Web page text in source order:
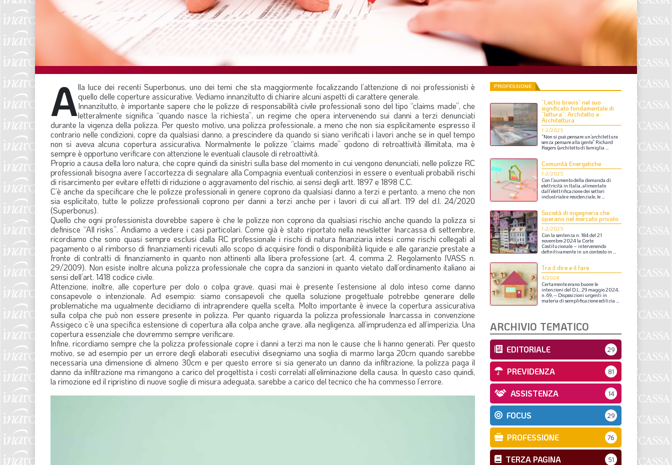
Alla luce dei recenti Superbonus, uno dei temi che sta maggiormente focalizzando l’attenzione di noi professionisti è
quello delle coperture assicurative. Vediamo innanzitutto di chiarire alcuni aspetti di carattere generale.
Innanzitutto, è importante sapere che le polizze di responsabilità civile professionali sono del tipo “claims made”, che
letteralmente significa “quando nasce la richiesta”, un regime che opera intervenendo sui danni a terzi denunciati
durante la vigenza della polizza. Per questo motivo, una polizza professionale, a meno che non sia esplicitamente espresso il
contrario nelle condizioni, copre da qualsiasi danno, a prescindere da quando si siano verificati i lavori anche se in quel tempo
non si aveva alcuna copertura assicurativa. Normalmente le polizze “claims made” godono di retroattività illimitata, ma è
sempre è opportuno verificare con attenzione le eventuali clausole di retroattività.
Proprio a causa della loro natura, che copre quindi da sinistri sulla base del momento in cui vengono denunciati, nelle polizze RC
professionali bisogna avere l’accortezza di segnalare alla Compagnia eventuali contenziosi in essere o eventuali probabili rischi
di risarcimento per evitare effetti di riduzione o aggravamento del rischio, ai sensi degli artt. 1897 e 1898 C.C.
C’è anche da specificare che le polizze professionali in genere coprono da qualsiasi danno a terzi e pertanto, a meno che non
sia esplicitato, tutte le polizze professionali coprono per danni a terzi anche per i lavori di cui all’art. 119 del d.l. 24/2020
(Superbonus).
Quello che ogni professionista dovrebbe sapere è che le polizze non coprono da qualsiasi rischio anche quando la polizza si
definisce “All risks”. Andiamo a vedere i casi particolari. Come già è stato riportato nella newsletter Inarcassa di settembre,
ricordiamo che sono quasi sempre esclusi dalla RC professionale i rischi di natura finanziaria intesi come rischi collegati al
pagamento o al rimborso di finanziamenti ricevuti allo scopo di acquisire fondi o disponibilità liquide e alle garanzie prestate a
fronte di contratti di finanziamento in quanto non attinenti alla libera professione (art. 4, comma 2. Regolamento IVASS n.
29/2009). Non esiste inoltre alcuna polizza professionale che copra da sanzioni in quanto vietato dall’ordinamento italiano ai
sensi dell’art. 1418 codice civile.
Attenzione, inoltre, alle coperture per dolo o colpa grave, quasi mai è presente l’estensione al dolo inteso come danno
consapevole o intenzionale. Ad esempio: siamo consapevoli che quella soluzione progettuale potrebbe generare delle
problematiche ma ugualmente decidiamo di intraprendere quella scelta. Molto importante è invece la copertura assicurativa
sulla colpa che può non essere presente in polizza. Per quanto riguarda la polizza professionale Inarcassa in convenzione
Assigeco c’è una specifica estensione di copertura alla colpa anche grave, alla negligenza, all’imprudenza ed all’imperizia. Una
copertura essenziale che dovremmo sempre verificare.
Infine, ricordiamo sempre che la polizza professionale copre i danni a terzi ma non le cause che li hanno generati. Per questo
motivo, se ad esempio per un errore degli elaborati esecutivi disegniamo una soglia di marmo larga 20cm quando sarebbe
necessaria una dimensione di almeno 30cm e per questo errore si sia generato un danno da infiltrazione, la polizza paga il
danno da infiltrazione ma rimangono a carico del progettista i costi correlati all’eliminazione della causa. In questo caso quindi,
la rimozione ed il ripristino di nuove soglie di misura adeguata, sarebbe a carico del tecnico che ha commesso l’errore.
PROFESSIONE
“Lectio brevis” nel suo
significato fondamentale di
“lettura”: Architetto e
Architettura
1-2/2025
“Non si può pensare un’architettura
senza pensarealla gente” Richard
Rogers (architettodi famiglia
Comunità Energetiche
1-2/2025
Con l’aumentodella domanda di
elettricità in Italia, alimentato
dall’elettrificazionedei settori
industrialee residenziale, le
Società di ingegneria che
operano nel mercato privato
1-2/2025
Con la sentenza n. 184del 21
novembre2024 la Corte
Costituzionale–intervenendo
definitivamentein un contestoin
Tra il dire e il fare
4/2024
Certamenteerano buone le
intenzioni del D.L. 29 maggio2024,
n. 69, – Disposizioni urgenti in
materia di semplificazioneedilizia
ARCHIVIO TEMATICO
EDITORIALE 29
PREVIDENZA 81
ASSISTENZA 14
FOCUS 29
PROFESSIONE 76
TERZA PAGINA 51